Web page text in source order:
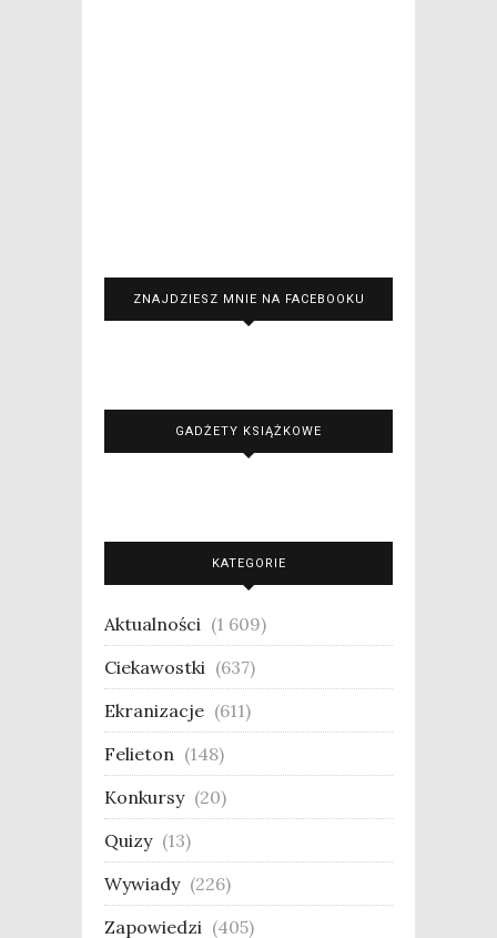
ZNAJDZIESZ MNIE NA FACEBOOKU
GADŻETY KSIĄŻKOWE
KATEGORIE
Aktualności (1 609)
Ciekawostki (637)
Ekranizacje (611)
Felieton (148)
Konkursy (20)
Quizy (13)
Wywiady (226)
Zapowiedzi (405)